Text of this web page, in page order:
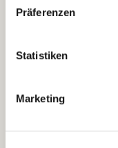
indem Sie die
unserer
Präferenzen
Statistiken
Marketing
Kantstraße 45a
(Ein
e.V.)